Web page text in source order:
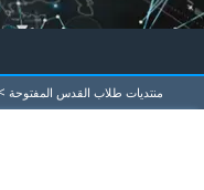
منتديات طلاب القدس المفتوحة >